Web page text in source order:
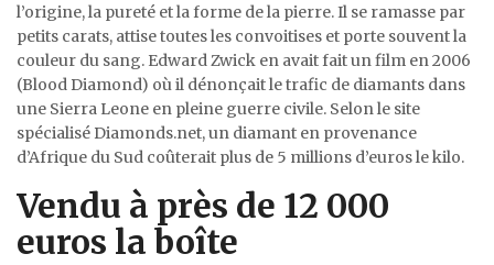
l’origine, la pureté et la forme de la pierre. Il se ramasse par
petits carats, attise toutes les convoitises et porte souvent la
couleur du sang. Edward Zwick en avait fait un film en 2006
(Blood Diamond) où il dénonçait le trafic de diamants dans
une Sierra Leone en pleine guerre civile. Selon le site
spécialisé Diamonds.net, un diamant en provenance
d’Afrique du Sud coûterait plus de 5 millions d’euros le kilo.
Vendu à près de 12 000
euros la boîte